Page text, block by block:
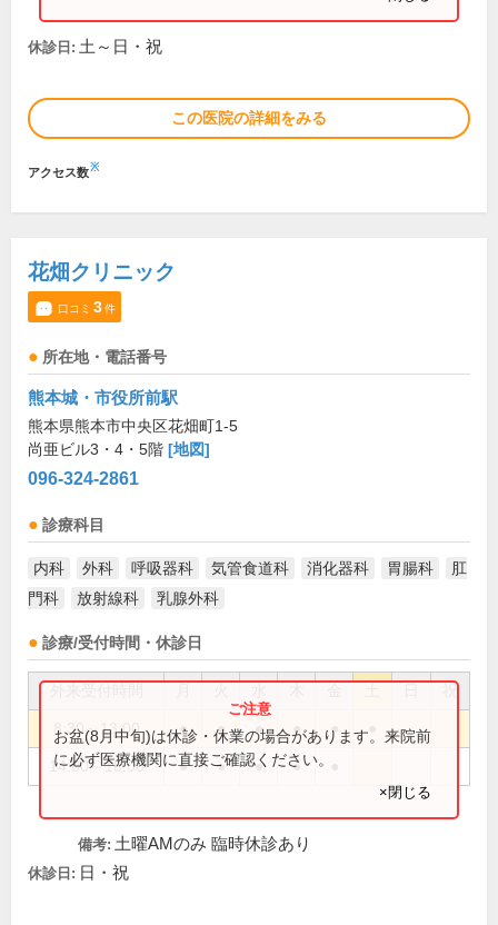
休診日: 土～日・祝
この医院の詳細をみる
アクセス数※
花畑クリニック
口コミ 3件
所在地・電話番号
熊本城・市役所前駅
熊本県熊本市中央区花畑町1-5
尚亜ビル3・4・5階 [地図]
096-324-2861
診療科目
内科 外科 呼吸器科 気管食道科 消化器科 胃腸科
肛
門科
放射線科 乳腺外科
診療/受付時間・休診日
祝
8:30～13:00 ● ● ● ● ●
14:00～18:00 ● ● ● ●
お盆(8月中旬)は休診・休業の場合があります。来院前
に必ず医療機関に直接ご確認ください。
×閉じる
備考: 土曜AMのみ 臨時休診あり
休診日: 日・祝